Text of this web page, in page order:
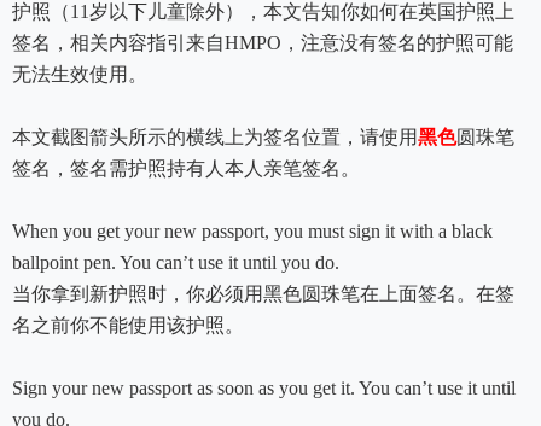
护照（11岁以下儿童除外），本文告知你如何在英国护照上
签名，相关内容指引来自HMPO，注意没有签名的护照可能
无法生效使用。
本文截图箭头所示的横线上为签名位置，请使用黑色圆珠笔
签名，签名需护照持有人本人亲笔签名。
When you get your new passport, you must sign it with a black
ballpoint pen. You can’t use it until you do.
当你拿到新护照时，你必须用黑色圆珠笔在上面签名。在签
名之前你不能使用该护照。
Sign your new passport as soon as you get it. You can’t use it until
you do.